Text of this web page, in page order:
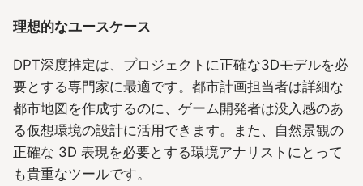
理想的なユースケース
DPT深度推定は、プロジェクトに正確な3Dモデルを必
要とする専門家に最適です。都市計画担当者は詳細な
都市地図を作成するのに、ゲーム開発者は没入感のあ
る仮想環境の設計に活用できます。また、自然景観の
正確な 3D 表現を必要とする環境アナリストにとって
も貴重なツールです。